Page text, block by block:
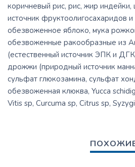
коричневый рис, рис, жир индейки,
источник фруктоолигосахаридов и
обезвоженное яблоко, мука
обезвоженные ракообразные из
(естественный источник ЭПК и
дрожжи (природный источник
сульфат глюкозамина, сульфат
обезвоженная клюква, Yucca
Vitis sp, Curcuma sp, Citrus sp,